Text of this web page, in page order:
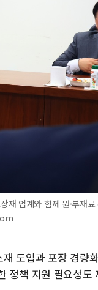
재 업계와 함께 원·부재료
도입과 포장 경량
정책 지원 필요성도